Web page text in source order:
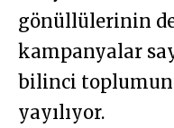
gönüllülerinin
kampanyalar
bilinci
yayılıyor.